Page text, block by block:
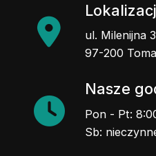
ul. Milenijna
97-200
Nasze
Pon - Pt:
Sb: